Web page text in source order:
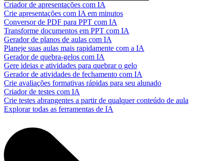
Criador de apresentações com IA
Crie apresentações com IA em minutos
Conversor de PDF para PPT com IA
Transforme documentos em PPT com IA
Gerador de planos de aulas com IA
Planeje suas aulas mais rapidamente com a IA
Gerador de quebra-gelos com IA
Gere ideias e atividades para quebrar o gelo
Gerador de atividades de fechamento com IA
Crie avaliações formativas rápidas para seu alunado
Criador de testes com IA
Crie testes abrangentes a partir de qualquer conteúdo de aula
Explorar todas as ferramentas de IA